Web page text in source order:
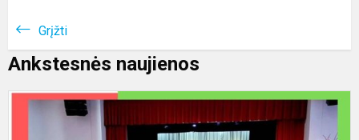
Grįžti
Ankstesnės naujienos